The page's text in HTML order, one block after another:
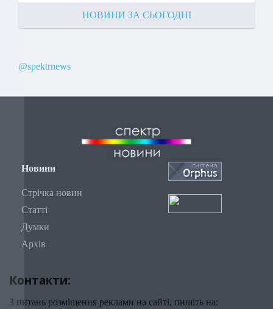
НОВИНИ ЗА СЬОГОДНІ
@spektrnews
Новини
Стрічка новин
Статті
Думки
Архів
Контакти:
З питань розміщення реклами на сайті, пишіть на: